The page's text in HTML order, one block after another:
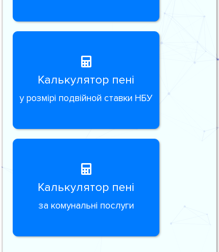
Калькулятор пені
у розмірі подвійной ставки НБУ
Калькулятор пені
за комунальні послуги